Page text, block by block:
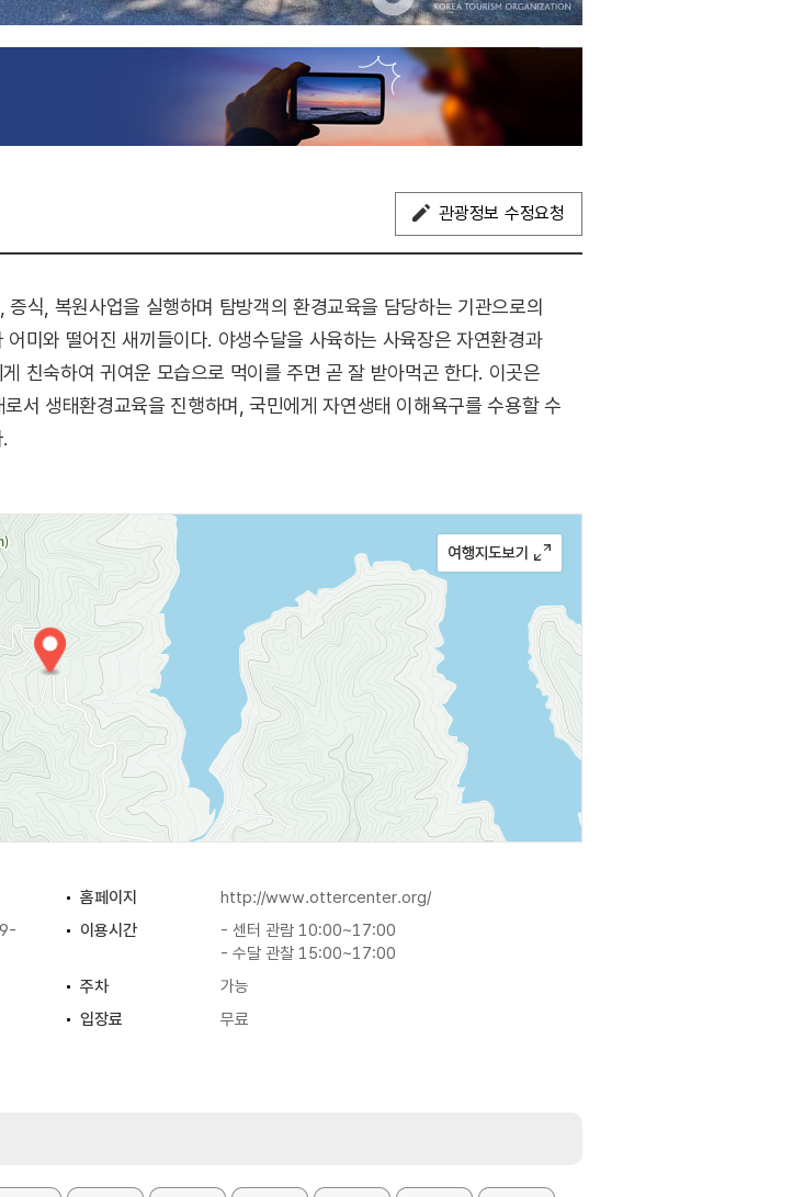
관광정보 수정요청
식, 복원사업을 실행하며 탐방객의 환경교육을 담당하는 기관으로의
미와 떨어진 새끼들이다. 야생수달을 사육하는 사육장은 자연환경과
친숙하여 귀여운 모습으로 먹이를 주면 곧 잘 받아먹곤 한다. 이곳은
서 생태환경교육을 진행하며, 국민에게 자연생태 이해욕구를 수용할 수
홈페이지
http://www.ottercenter.org/
이용시간
- 센터 관람 10:00~17:00
- 수달 관찰 15:00~17:00
주차
가능
입장료 무료